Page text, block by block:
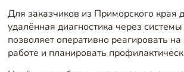
Для заказчиков из Приморского края
удалённая диагностика через
позволяет оперативно реагировать
работе и планировать